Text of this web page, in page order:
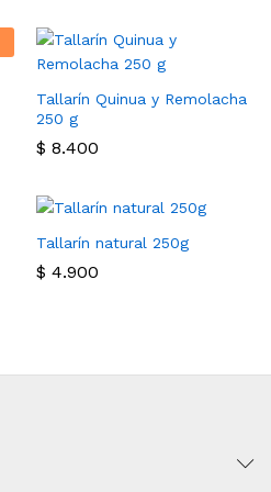
Tallarín Quinua y Remolacha
250 g
$ 8.400
Tallarín natural 250g
$ 4.900